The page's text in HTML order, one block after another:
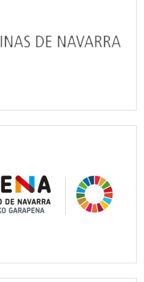
DE NAVARRA
SODENA
empresarial